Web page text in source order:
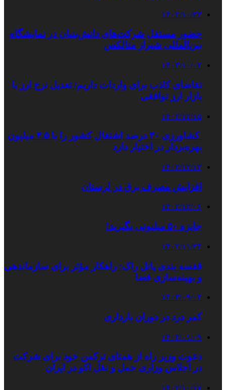
۱۴۰۲/۱۰/۲۳
حضور مستقل شرکت‌های دانش‌بنیان در نمایشگاه
بین‌المللی شیراز متالکس
۱۴۰۳/۱۰/۰۲
تقاضای کاذب برای واردات داریم/ تعدیل نرخ ارز با
بازار ارز توافقی
۱۴۰۲/۱۲/۱۵
کشاورزی ۳۰ درصد اشتغال کشور را با ۴.۵ میلیون
بهره‌بردار در اختیار دارد
۱۴۰۲/۱۲/۱۳
افزایش مصرف برق در لرستان
۱۴۰۲/۱۲/۰۶
جایزه ۵۰ میلیونی بگیرید!
۱۴۰۲/۱۱/۲۴
قفسه بندی پانل راک: راهکار مؤثر برای سازماندهی
و بهینه‌سازی فضا
۱۴۰۳/۰۹/۰۴
کمر درد در دوران بارداری
۱۴۰۴/۰۱/۰۹
دعوت وزیر راه از همتای ترکمن خود برای شرکت
در اجلاس وزاری حمل و نقل اکو در ایران
۱۴۰۲/۱۰/۱۷